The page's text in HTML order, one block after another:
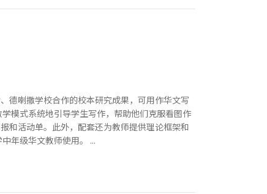
喇撒学校合作的校本研究成果，可用作华文写
模式系统地引导学生写作，帮助他们克服看图作
和活动单。此外，配套还为教师提供理论框架和
年级华文教师使用。 ...